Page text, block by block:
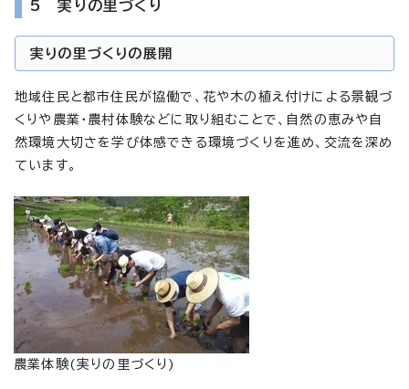
5 実りの里づくり
実りの里づくりの展開
地域住民と都市住民が協働で、花や木の植え付けによる景観づ
くりや農業・農村体験などに取り組むことで、自然の恵みや自
然環境大切さを学び体感できる環境づくりを進め、交流を深め
ています。
農業体験(実りの里づくり)